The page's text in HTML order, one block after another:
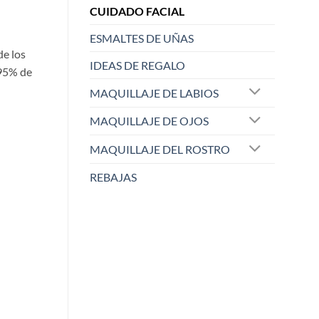
CUIDADO FACIAL
ESMALTES DE UÑAS
IDEAS DE REGALO
MAQUILLAJE DE LABIOS
MAQUILLAJE DE OJOS
MAQUILLAJE DEL ROSTRO
REBAJAS
los
de